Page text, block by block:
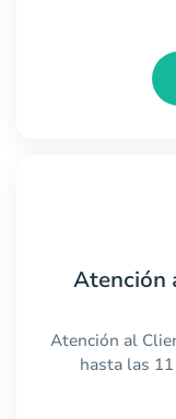
Atención
Atención al
hasta las